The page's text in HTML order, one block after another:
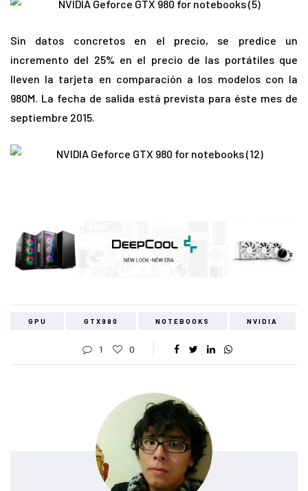
Sin datos concretos en el precio, se predice un
incremento del 25% en el precio de las portátiles que
lleven la tarjeta en comparación a los modelos con la
980M. La fecha de salida está prevista para éste mes de
septiembre 2015.
GPU GTX980 NOTEBOOKS NVIDIA
1 0